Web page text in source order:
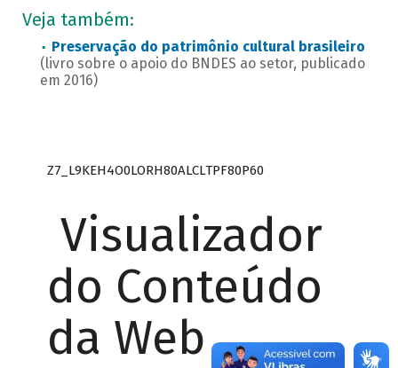
Veja também:
Preservação do patrimônio cultural brasileiro
(livro sobre o apoio do BNDES ao setor, publicado
em 2016)
Z7_L9KEH4O0LORH80ALCLTPF80P60
Visualizador
do Conteúdo
da Web